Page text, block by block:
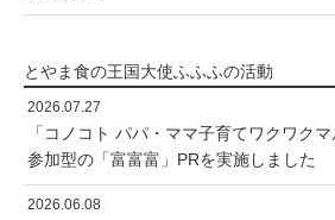
とやま食の王国大使ふふふの活動
2026.07.27
「コノコト パパ・ママ子育てワクワク
参加型の「富富富」PRを実施しました
2026.06.08